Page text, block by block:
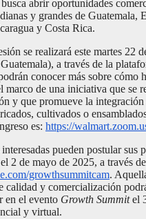
abrir oportunidades
y grandes de Guatemala,
y Costa Rica.
se realizará este martes 22
a través de la
conocer más sobre cómo
marco de una iniciativa que se
y que promueve la integración
cultivados o
es: https://
pueden postular sus
2 de mayo de 2025, a través
growthsummitcam.
calidad y comercialización
en el evento Growth Summitel
y virtual.